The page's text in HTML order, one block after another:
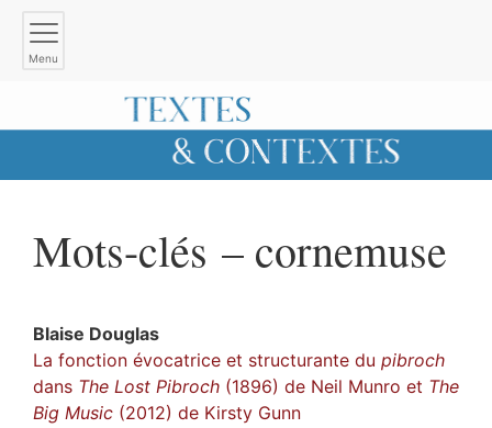
Menu
Mots-clés – cornemuse
Blaise Douglas
La fonction évocatrice et structurante du pibroch
dans The Lost Pibroch (1896) de Neil Munro et The
Big Music (2012) de Kirsty Gunn